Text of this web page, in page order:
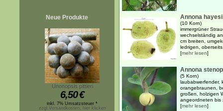
Neue Produkte
Unonopsis pittieri
6,50€
inkl. 7% Umsatzsteuer *
zzgl.Versandkosten, hier klicken
Annona
(10 Korn)
immergrüner
wechselständig
cm breiten,
ledrigen,
[mehr lesen]
Annona
(5 Korn)
laubabwerfender,
orangebraunen,
großen, holzigen
angeordneten bis
[mehr lesen]